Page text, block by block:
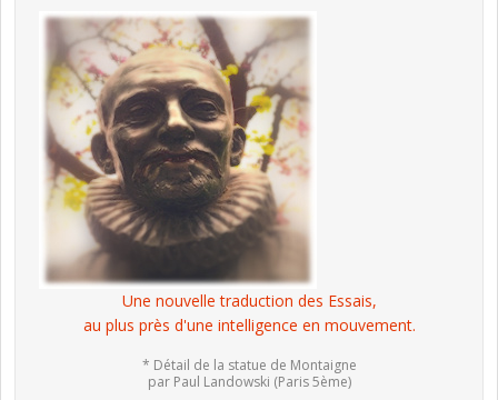
Une nouvelle traduction des Essais,
au plus près d'une intelligence en mouvement.
* Détail de la statue de Montaigne
par Paul Landowski (Paris 5ème)